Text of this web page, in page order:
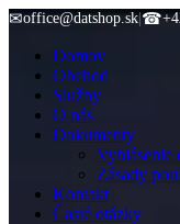
✉office@datshop.sk|☎
Domov
Obchod
Služby
O nás
Dokumenty
Vyhlásenie
Zásady
Kontakt
Časté otázky